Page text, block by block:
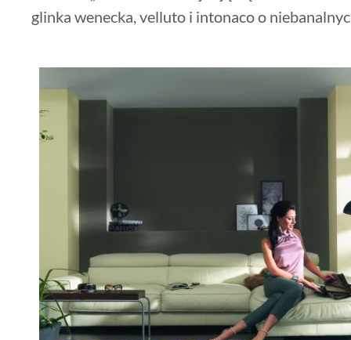
glinka wenecka, velluto i intonaco o